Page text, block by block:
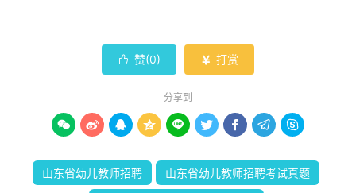
 赞(0)  打赏
分享到
        
山东省幼儿教师招聘 山东省幼儿教师招聘考试真题